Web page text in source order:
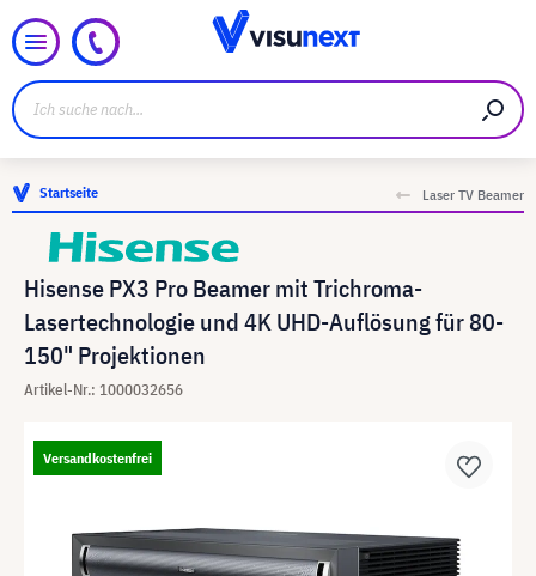
Startseite Laser TV Beamer
Hisense PX3 Pro Beamer mit Trichroma-
Lasertechnologie und 4K UHD-Auflösung für 80-
150" Projektionen
Artikel-Nr.: 1000032656
Versandkostenfrei